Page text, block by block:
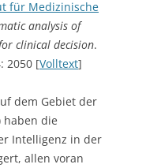
für Medizinische
analysis of
clinical decision.
2050 [Volltext]
dem Gebiet der
haben die
Intelligenz in der
allen voran